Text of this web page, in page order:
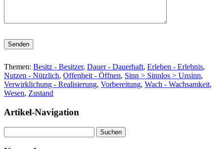
Bitte lasse dieses Feld leer.
Themen: Besitz - Besitzer, Dauer - Dauerhaft, Erleben - Erlebnis,
Nutzen - Nützlich, Offenheit - Öffnen, Sinn > Sinnlos > Unsinn,
Verwirklichung - Realisierung, Vorbereitung, Wach - Wachsamkeit,
Wesen, Zustand
Artikel-Navigation
nach: